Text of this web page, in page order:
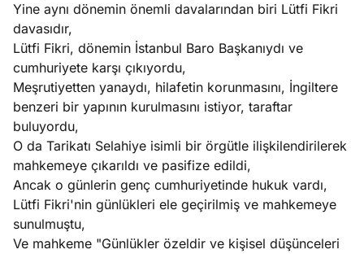
Yine aynı dönemin önemli davalarından biri Lütfi Fikri
davasıdır,
Lütfi Fikri, dönemin İstanbul Baro Başkanıydı ve
cumhuriyete karşı çıkıyordu,
Meşrutiyetten yanaydı, hilafetin korunmasını, İngiltere
benzeri bir yapının kurulmasını istiyor, taraftar
buluyordu,
O da Tarikatı Selahiye isimli bir örgütle ilişkilendirilerek
mahkemeye çıkarıldı ve pasifize edildi,
Ancak o günlerin genç cumhuriyetinde hukuk vardı,
Lütfi Fikri'nin günlükleri ele geçirilmiş ve mahkemeye
sunulmuştu,
Ve mahkeme "Günlükler özeldir ve kişisel düşünceleri